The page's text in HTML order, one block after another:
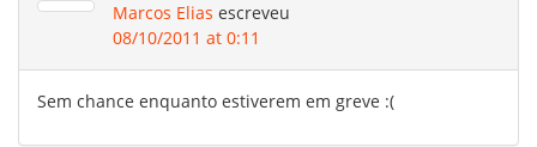
Marcos Elias escreveu
08/10/2011 at 0:11
Sem chance enquanto estiverem em greve :(